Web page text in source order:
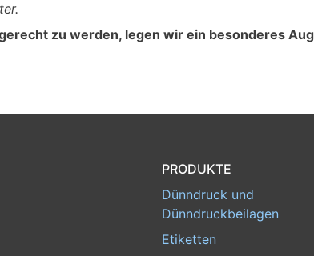
zu werden, legen wir ein besonderes
PRODUKTE
Dünndruck und
Dünndruckbeilagen
Etiketten